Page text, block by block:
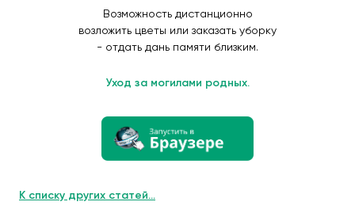
Возможность дистанционно
возложить цветы или заказать уборку
- отдать дань памяти близким.
Уход за могилами родных.
К списку других статей...